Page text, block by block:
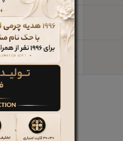
چرم طبیعی
دارای فضای قرار دادن جای